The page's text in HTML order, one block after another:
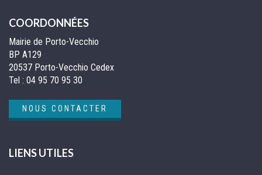
COORDONNÉES
Mairie de Porto-Vecchio
BP A129
20537 Porto-Vecchio Cedex
Tel : 04 95 70 95 30
NOUS CONTACTER
LIENS UTILES